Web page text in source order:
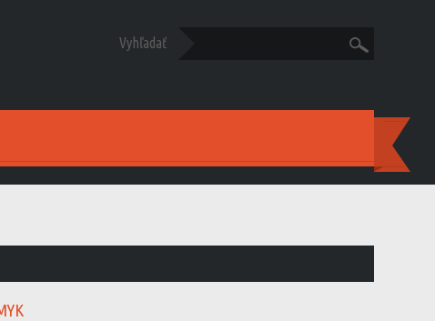
Vyhľadať